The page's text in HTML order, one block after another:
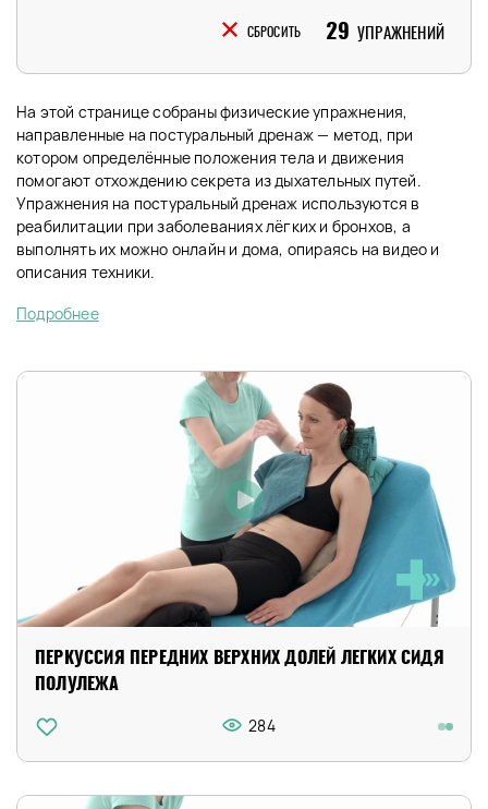
СБРОСИТЬ 29 УПРАЖНЕНИЙ
На этой странице собраны физические упражнения,
направленные на постуральный дренаж — метод, при
котором определённые положения тела и движения
помогают отхождению секрета из дыхательных путей.
Упражнения на постуральный дренаж используются в
реабилитации при заболеваниях лёгких и бронхов, а
выполнять их можно онлайн и дома, опираясь на видео и
описания техники.
Подробнее
ПЕРКУССИЯ ПЕРЕДНИХ ВЕРХНИХ ДОЛЕЙ ЛЕГКИХ СИДЯ
ПОЛУЛЕЖА
284